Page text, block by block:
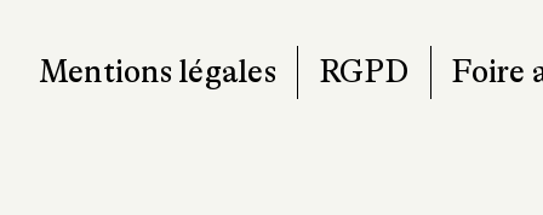
Mentions légales RGPD Foire